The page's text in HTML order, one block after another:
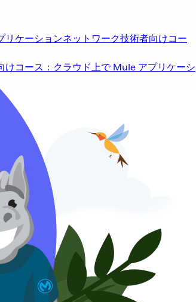
リケーションネットワーク技術者向けコー
けコース：クラウド上で Mule アプリケーシ